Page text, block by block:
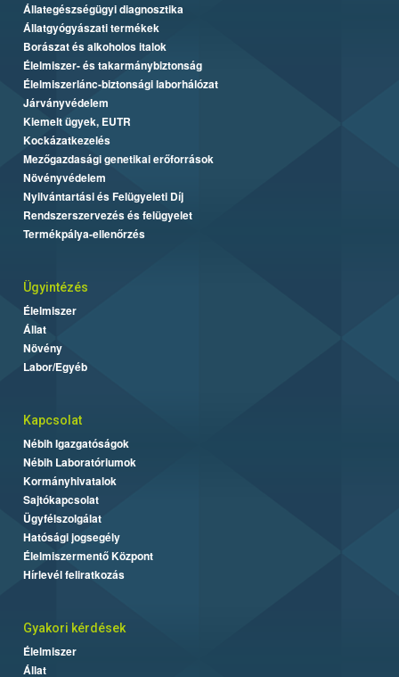
Állategészségügyi diagnosztika
Állatgyógyászati termékek
Borászat és alkoholos italok
Élelmiszer- és takarmánybiztonság
Élelmiszerlánc-biztonsági laborhálózat
Járványvédelem
Kiemelt ügyek, EUTR
Kockázatkezelés
Mezőgazdasági genetikai erőforrások
Növényvédelem
Nyilvántartási és Felügyeleti Díj
Rendszerszervezés és felügyelet
Termékpálya-ellenőrzés
Ügyintézés
Élelmiszer
Állat
Növény
Labor/Egyéb
Kapcsolat
Nébih Igazgatóságok
Nébih Laboratóriumok
Kormányhivatalok
Sajtókapcsolat
Ügyfélszolgálat
Hatósági jogsegély
Élelmiszermentő Központ
Hírlevél feliratkozás
Gyakori kérdések
Élelmiszer
Állat